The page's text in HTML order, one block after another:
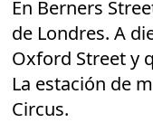
En Berners
de Londres. A
Oxford Street y
La estación de
Circus.